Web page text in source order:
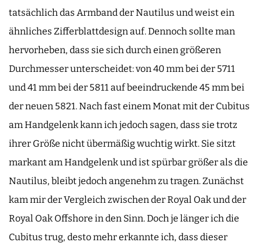
tatsächlich das Armband der Nautilus und weist ein
ähnliches Zifferblattdesign auf. Dennoch sollte man
hervorheben, dass sie sich durch einen größeren
Durchmesser unterscheidet: von 40 mm bei der 5711
und 41 mm bei der 5811 auf beeindruckende 45 mm bei
der neuen 5821. Nach fast einem Monat mit der Cubitus
am Handgelenk kann ich jedoch sagen, dass sie trotz
ihrer Größe nicht übermäßig wuchtig wirkt. Sie sitzt
markant am Handgelenk und ist spürbar größer als die
Nautilus, bleibt jedoch angenehm zu tragen. Zunächst
kam mir der Vergleich zwischen der Royal Oak und der
Royal Oak Offshore in den Sinn. Doch je länger ich die
Cubitus trug, desto mehr erkannte ich, dass dieser